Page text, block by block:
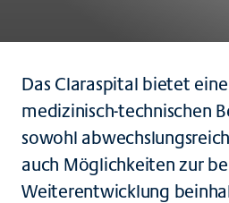
Das Claraspital bietet
medizinisch-technischen
sowohl
auch Möglichkeiten zur
Weiterentwicklung